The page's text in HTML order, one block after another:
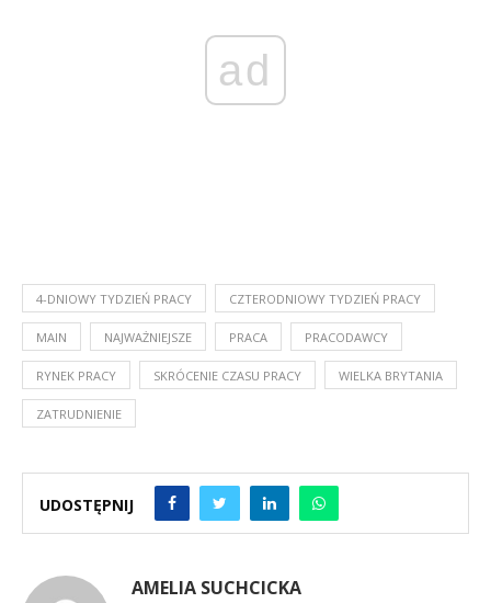
ad
4-DNIOWY TYDZIEŃ PRACY CZTERODNIOWY TYDZIEŃ PRACY
MAIN NAJWAŻNIEJSZE PRACA PRACODAWCY
RYNEK PRACY SKRÓCENIE CZASU PRACY WIELKA BRYTANIA
ZATRUDNIENIE
UDOSTĘPNIJ
AMELIA SUCHCICKA